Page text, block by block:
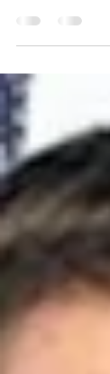
cantare. Ha
verso il...